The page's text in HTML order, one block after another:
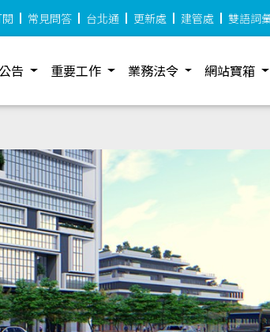
常見問答 台北通 更新處 建管處 雙語詞
告 重要工作 業務法令 網站寶箱